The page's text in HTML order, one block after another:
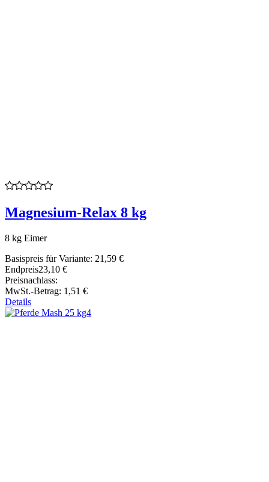
Magnesium-Relax 8 kg
8 kg Eimer
Basispreis für Variante: 21,59 €
Endpreis23,10 €
Preisnachlass:
MwSt.-Betrag: 1,51 €
Details